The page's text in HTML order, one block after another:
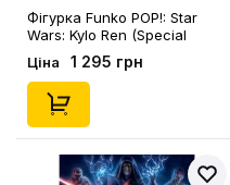
Фігурка Funko POP!: Star
Wars: Kylo Ren (Special
Edition), (85189)
Ціна 1 295 грн